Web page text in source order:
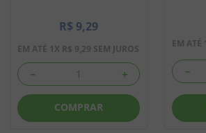
R$ 9,29
EM ATÉ 1X R$ 9,29 SEM JUROS
＋
－
COMPRAR
EM ATÉ
－